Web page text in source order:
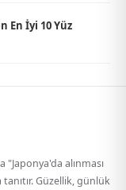
En İyi 10 Yüz
"Japonya'da alınması
Güzellik, günlük